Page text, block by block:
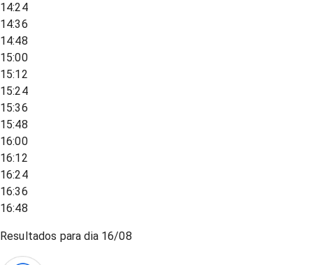
14:24
14:36
14:48
15:00
15:12
15:24
15:36
15:48
16:00
16:12
16:24
16:36
16:48
Resultados para dia 16/08